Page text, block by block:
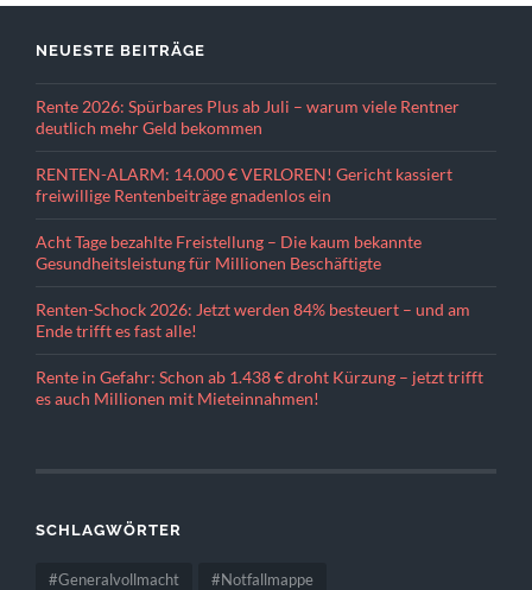
NEUESTE BEITRÄGE
Rente 2026: Spürbares Plus ab Juli – warum viele Rentner
deutlich mehr Geld bekommen
RENTEN-ALARM: 14.000 € VERLOREN! Gericht kassiert
freiwillige Rentenbeiträge gnadenlos ein
Acht Tage bezahlte Freistellung – Die kaum bekannte
Gesundheitsleistung für Millionen Beschäftigte
Renten-Schock 2026: Jetzt werden 84% besteuert – und am
Ende trifft es fast alle!
Rente in Gefahr: Schon ab 1.438 € droht Kürzung – jetzt trifft
es auch Millionen mit Mieteinnahmen!
SCHLAGWÖRTER
#Generalvollmacht #Notfallmappe